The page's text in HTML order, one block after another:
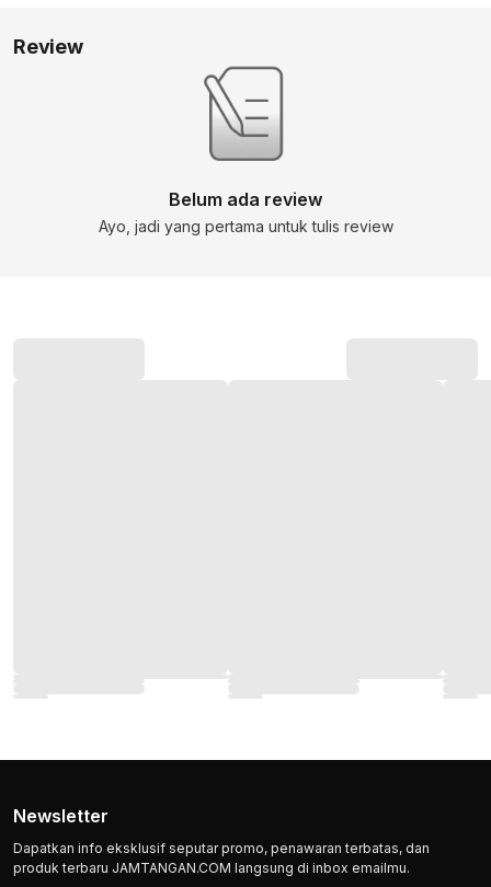
Newsletter
Dapatkan info eksklusif seputar promo, penawaran terbatas, dan
produk terbaru JAMTANGAN.COM langsung di inbox emailmu.
Review
Belum ada review
Ayo, jadi yang pertama untuk tulis review